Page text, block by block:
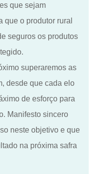
que sejam
que o produtor rural
seguros os produtos
superaremos as
desde que cada elo
de esforço para
Manifesto sincero
neste objetivo e que
na próxima safra